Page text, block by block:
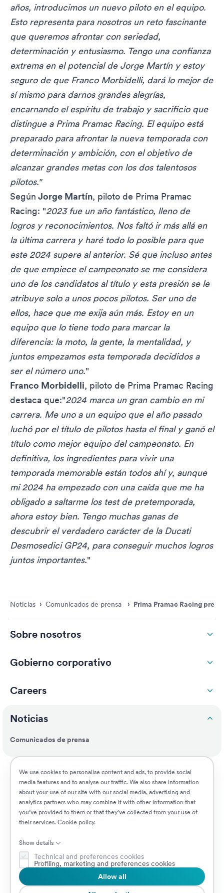
We use cookies to personalise content and ads, to provide social
media features and to analyse our traffic. We also share information
about your use of our site with our social media, advertising and
analytics partners who may combine it with other information that
you’ve provided to them or that they’ve collected from your use of
their services. Cookie policy.
Show details
Technical and preferences cookies
Profiling, marketing and preferences cookies
Allow all
años, introducimos un nuevo piloto en el equipo.
Esto representa para nosotros un reto fascinante
que queremos afrontar con seriedad,
determinación y entusiasmo. Tengo una confianza
extrema en el potencial de Jorge Martín y estoy
seguro de que Franco Morbidelli, dará lo mejor de
sí mismo para darnos grandes alegrías,
encarnando el espíritu de trabajo y sacrificio que
distingue a Prima Pramac Racing. El equipo está
preparado para afrontar la nueva temporada con
determinación y ambición, con el objetivo de
alcanzar grandes metas con los dos talentosos
pilotos."
Según Jorge Martín, piloto de Prima Pramac
Racing: "2023 fue un año fantástico, lleno de
logros y reconocimientos. Nos faltó ir más allá en
la última carrera y haré todo lo posible para que
este 2024 supere al anterior. Sé que incluso antes
de que empiece el campeonato se me considera
uno de los candidatos al título y esta presión se le
atribuye solo a unos pocos pilotos. Ser uno de
ellos, hace que me exija aún más. Estoy en un
equipo que lo tiene todo para marcar la
diferencia: la moto, la gente, la mentalidad, y
juntos empezamos esta temporada decididos a
ser el número uno."
Franco Morbidelli, piloto de Prima Pramac Racing
destaca que:"2024 marca un gran cambio en mi
carrera. Me uno a un equipo que el año pasado
luchó por el título de pilotos hasta el final y ganó el
título como mejor equipo del campeonato. En
definitiva, los ingredientes para vivir una
temporada memorable están todos ahí y, aunque
mi 2024 ha empezado con una caída que me ha
obligado a saltarme los test de pretemporada,
ahora estoy bien. Tengo muchas ganas de
descubrir el verdadero carácter de la Ducati
Desmosedici GP24, para conseguir muchos logros
juntos importantes."
Noticias › Comunicados de prensa › Prima Pramac Racing
Sobre nosotros
Gobierno corporativo
Careers
Noticias
Comunicados de prensa
Responsabilidad social
Clientes
© 2026 Prima Assicurazioni